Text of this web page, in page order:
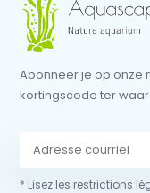
Abonneer je op onze
kortingscode ter
* Lisez les restrictions